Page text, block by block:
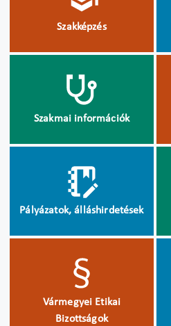
Szakképzés
Szakmai információk
Pályázatok, álláshirdetések
Vármegyei Etikai
Bizottságok